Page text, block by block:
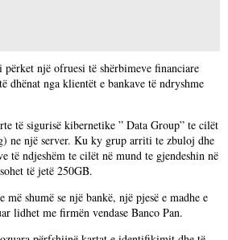
një ofruesi të shërbimeve financiare
dhënat nga klientët e bankave të ndryshme
të sigurisë kibernetike ” Data Group” te cilët
ne një server. Ku ky grup arriti te zbuloj dhe
të ndjeshëm te cilët në mund te gjendeshin në
të jetë 250GB.
shumë se një bankë, një pjesë e madhe e
lidhet me firmën vendase Banco Pan.